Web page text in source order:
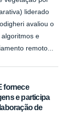
liderado
avaliou o
e
remoto...
fornece
e participa
de